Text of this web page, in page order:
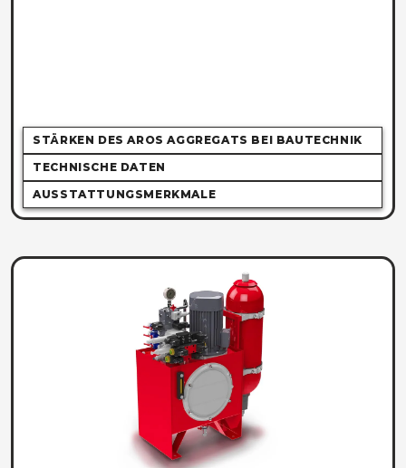
STÄRKEN DES AROS AGGREGATS BEI BAUTECHNIK
TECHNISCHE DATEN
AUSSTATTUNGSMERKMALE